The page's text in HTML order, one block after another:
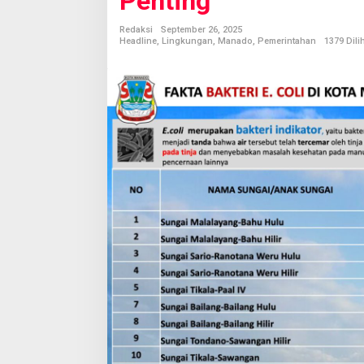
K
o
M
a
n
a
d
o
P
r
d
u
k
s
i
1
8
4
T
o
Redaksi
September 26, 2025
Headline, Lingkungan, Manado, Pemerintahan 1379